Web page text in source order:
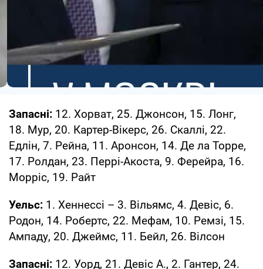
Запасні: 12. Хорват, 25. Джонсон, 15. Лонг,
18. Мур, 20. Картер-Вікерс, 26. Скаллі, 22.
Едлін, 7. Рейна, 11. Аронсон, 14. Де ла Торре,
17. Ролдан, 23. Перрі-Акоста, 9. Ферейра, 16.
Морріс, 19. Райт
Уельс: 1. Хеннессі – 3. Вільямс, 4. Девіс, 6.
Родон, 14. Робертс, 22. Мефам, 10. Ремзі, 15.
Ампаду, 20. Джеймс, 11. Бейл, 26. Вілсон
Запасні: 12. Уорд, 21. Девіс А., 2. Гантер, 24.